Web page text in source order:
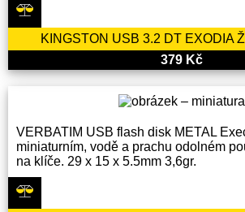
KINGSTON USB 3.2 DT EXODIA
379 Kč
VERBATIM USB flash disk METAL
miniaturním, vodě a prachu odolném
na klíče. 29 x 15 x 5.5mm 3,6gr.